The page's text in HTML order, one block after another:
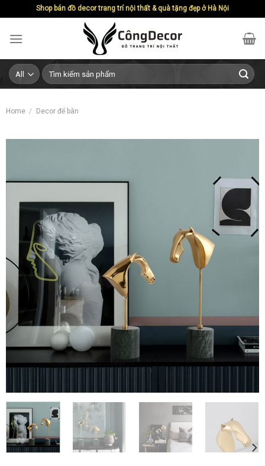
content
Shop bán đồ decor trang trí nội thất & quà tặng đẹp ở Hà Nội
Search
for:
Home / Decor để bàn